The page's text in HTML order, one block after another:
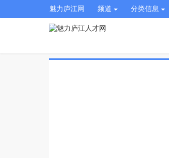
魅力庐江网 频道 分类信息